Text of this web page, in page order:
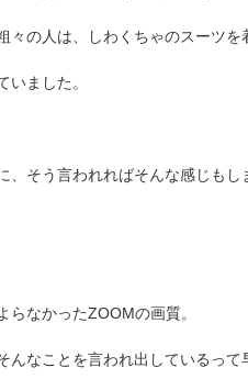
々の人は、しわくちゃのスーツを
いました。
、そう言われればそんな感じもし
らなかったZOOMの画質。
んなことを言われ出しているって